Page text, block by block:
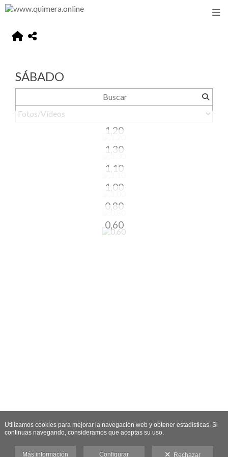
SÁBADO
1,20
1,30
1,10
1,00
0,80
0,60
Utilizamos cookies para mejorar la navegación web y obtener estadísticas. Si
continuas navegando, consideramos que aceptas su uso.
Más información Configurar Rechazar